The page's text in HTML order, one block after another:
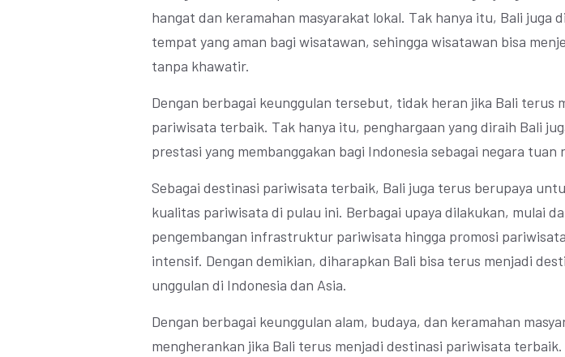
hangat dan keramahan masyarakat lokal. Tak hanya itu, Bali juga
tempat yang aman bagi wisatawan, sehingga wisatawan bisa
tanpa khawatir.
Dengan berbagai keunggulan tersebut, tidak heran jika Bali terus
pariwisata terbaik. Tak hanya itu, penghargaan yang diraih Bali
prestasi yang membanggakan bagi Indonesia sebagai negara tuan
Sebagai destinasi pariwisata terbaik, Bali juga terus berupaya
kualitas pariwisata di pulau ini. Berbagai upaya dilakukan, mulai
pengembangan infrastruktur pariwisata hingga promosi
intensif. Dengan demikian, diharapkan Bali bisa terus menjadi
unggulan di Indonesia dan Asia.
Dengan berbagai keunggulan alam, budaya, dan keramahan
mengherankan jika Bali terus menjadi destinasi pariwisata